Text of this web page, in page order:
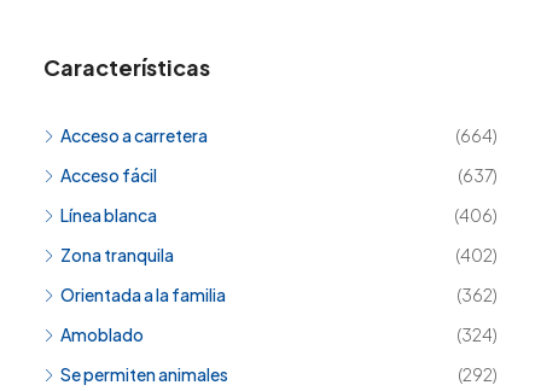
Características
Acceso a carretera
(664)
Acceso fácil
(637)
Línea blanca
(406)
Zona tranquila
(402)
Orientada a la familia
(362)
Amoblado
(324)
Se permiten animales
(292)